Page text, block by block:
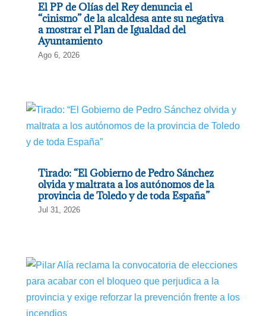
El PP de Olías del Rey denuncia el
“cinismo” de la alcaldesa ante su negativa
a mostrar el Plan de Igualdad del
Ayuntamiento
Ago 6, 2026
Tirado: “El Gobierno de Pedro Sánchez
olvida y maltrata a los autónomos de la
provincia de Toledo y de toda España”
Jul 31, 2026